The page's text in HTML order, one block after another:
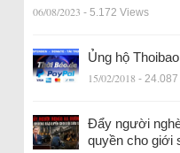
06/08/2023 - 5.172 Views
Ủng hộ
15/02/2018 -
Đẩy người
quyền cho giới